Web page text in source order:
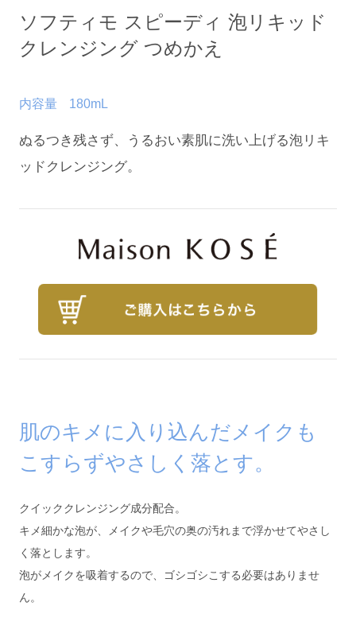
English Chinese
ソフティモ スピーディ 泡リキッド
クレンジング つめかえ
内容量 180mL
ぬるつき残さず、うるおい素肌に洗い上げる泡リキ
ッドクレンジング。
肌のキメに入り込んだメイクも
こすらずやさしく落とす。
クイッククレンジング成分配合。
キメ細かな泡が、メイクや毛穴の奥の汚れまで浮かせてやさし
く落とします。
泡がメイクを吸着するので、ゴシゴシこする必要はありませ
ん。